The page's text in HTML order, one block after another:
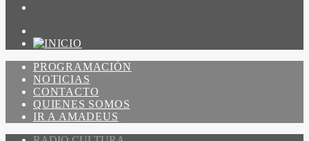
PROGRAMACIÓN
NOTICIAS
CONTACTO
QUIENES SOMOS
IR A AMADEUS